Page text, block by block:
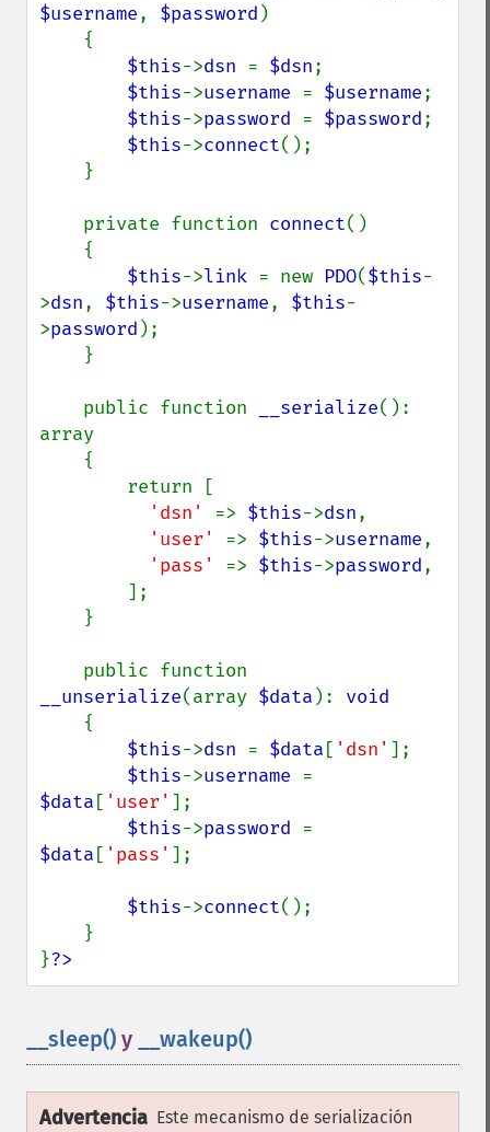
$username, $password )
$this->dsn = $dsn;
$this->username = $username;
$this->password = $password;
$this->connect();
    private function
connect()
$this->link = new PDO($this-
>dsn, $this->username, $this-
>password );
    public function
__serialize():
array
'dsn' => $this->dsn,
'user' => $this->username,
'pass' => $this->password,
__unserialize(array $data ): void
{
$this->dsn = $data [ 'dsn' ];
$this->username
$data [ 'user' ];
$this->password
$data [ 'pass' ];
$this->connect();
}?>
__sleep() y __wakeup()
Advertencia Este mecanismo de serialización